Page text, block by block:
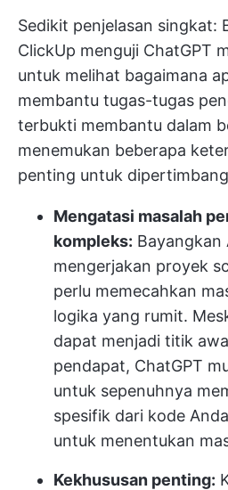
Sedikit penjelasan singkat:
ClickUp menguji ChatGPT
untuk melihat bagaimana
membantu tugas-tugas
terbukti membantu dalam
menemukan beberapa
penting untuk
Mengatasi masalah
kompleks: Bayangkan
mengerjakan proyek
perlu memecahkan
logika yang rumit.
dapat menjadi titik
pendapat, ChatGPT
untuk sepenuhnya
spesifik dari kode
untuk menentukan
Kekhususan penting: